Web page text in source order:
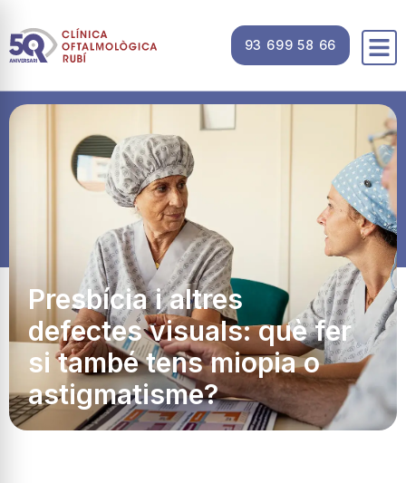
93 699 58 66
Presbícia i altres
defectes visuals: què fer
si també tens miopia o
astigmatisme?